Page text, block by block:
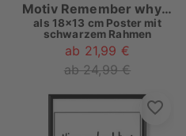
Motiv Remember why you started
als 18x13 cm Poster mit
schwarzem Rahmen
ab 21,99 €
ab 24,99 €